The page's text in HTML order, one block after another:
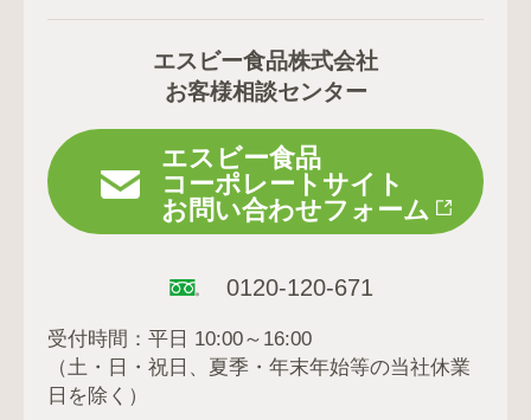
エスビー食品株式会社
お客様相談センター
エスビー食品
コーポレートサイト
お問い合わせフォーム
0120-120-671
受付時間：平日 10:00～16:00
（土・日・祝日、夏季・年末年始等の当社休業
日を除く）